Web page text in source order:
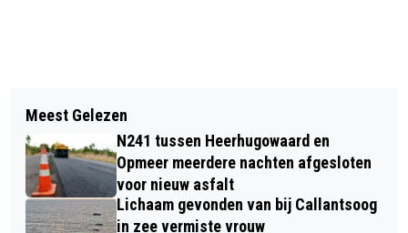
HÉ, HÉ, IK BEN ANDRÉ! VANDAAG 60
JAAR OP DE TV
ZOMERPROGRAMMA VOOR KINDEREN
EN JONGEREN MET EEN
VERSTANDELIJKE BEPERKING
Meest Gelezen
N241 tussen Heerhugowaard en
Opmeer meerdere nachten afgesloten
voor nieuw asfalt
Lichaam gevonden van bij Callantsoog
in zee vermiste vrouw